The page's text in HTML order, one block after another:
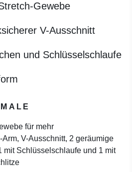
Gewebe
V-Ausschnitt
und Schlüsselschlaufe
für mehr
V-Ausschnitt, 2 geräumige
mit Schlüsselschlaufe und 1 mit